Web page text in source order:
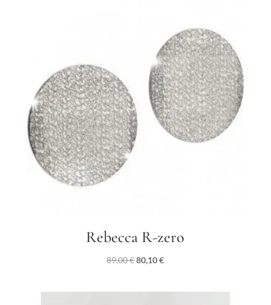
Rebecca R-zero
89,00€Il
80,10€Il